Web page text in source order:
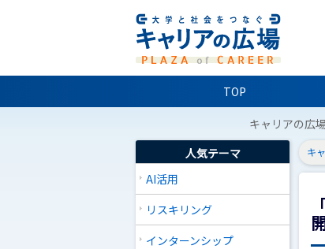
TOP
キャリアの広
人気テーマ
AI活用
リスキリング
インターンシップ
キ